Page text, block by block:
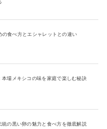
の食べ方とエシャレットとの違い
本場メキシコの味を家庭で楽しむ秘訣
統の黒い卵の魅力と食べ方を徹底解説